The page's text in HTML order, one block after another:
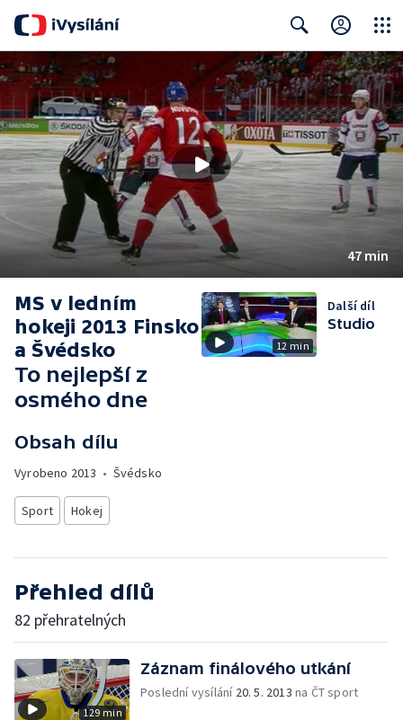
Search Close
47 min
MS v ledním
hokeji 2013 Finsko
a Švédsko
To nejlepší z
osmého dne
Obsah dílu
Vyrobeno 2013 • Švédsko
Sport Hokej
12 min
Další díl
Studio
Přehled dílů
82 přehratelných
129 min
Záznam finálového utkání
Poslední vysílání 20. 5. 2013 na ČT sport